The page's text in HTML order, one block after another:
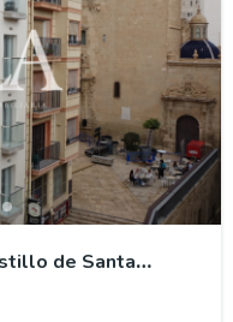
de Santa